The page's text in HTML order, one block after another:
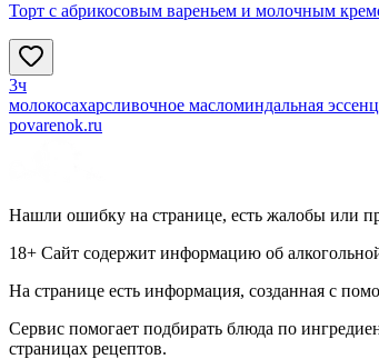
Торт с абрикосовым вареньем и молочным
3ч
молокосахарсливочное масломиндальная
povarenok.ru
Нашли ошибку на странице, есть жалобы или
18+ Сайт содержит информацию об
На странице есть информация, созданная с
Сервис помогает подбирать блюда по
страницах рецептов.